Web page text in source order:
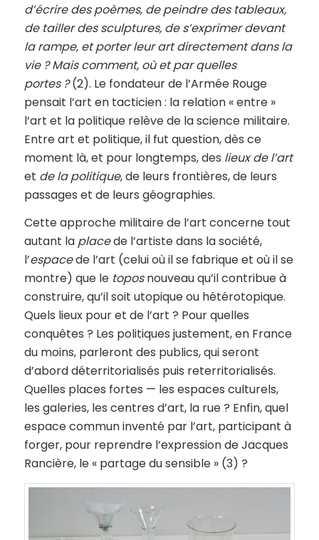
d’écrire des poèmes, de peindre des tableaux,
de tailler des sculptures, de s’exprimer devant
la rampe, et porter leur art directement dans la
vie ? Mais comment, où et par quelles
portes ?(2). Le fondateur de l’Armée Rouge
pensait l’art en tacticien : la relation « entre »
l’art et la politique relève de la science militaire.
Entre art et politique, il fut question, dès ce
moment là, et pour longtemps, des lieux de l’art
et de la politique, de leurs frontières, de leurs
passages et de leurs géographies.
Cette approche militaire de l’art concerne tout
autant la placede l’artiste dans la société,
l’espacede l’art (celui où il se fabrique et où il se
montre) que le toposnouveau qu’il contribue à
construire, qu’il soit utopique ou hétérotopique.
Quels lieux pour et de l’art ? Pour quelles
conquêtes ? Les politiques justement, en France
du moins, parleront des publics, qui seront
d’abord déterritorialisés puis reterritorialisés.
Quelles places fortes — les espaces culturels,
les galeries, les centres d’art, la rue ? Enfin, quel
espace commun inventé par l’art, participant à
forger, pour reprendre l’expression de Jacques
Rancière, le « partage du sensible » (3) ?